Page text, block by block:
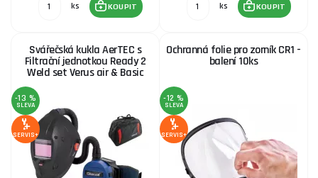
ks KOUPIT ks KOUPIT
Svářečská kukla AerTEC s
Filtrační jednotkou Ready 2
Weld set Verus air & Basic
-13 %
SLEVA
SERVIS+
Ochranná folie pro zorník CR1 -
balení 10ks
-12 %
SLEVA
SERVIS+